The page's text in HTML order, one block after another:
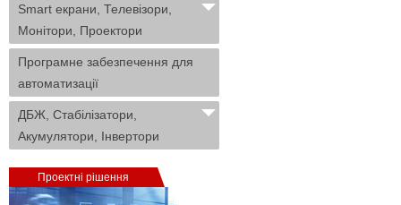
Smart екрани, Телевізори,
Монітори, Проектори
Програмне забезпечення для
автоматизації
ДБЖ, Стабілізатори,
Акумулятори, Інвертори
Проектні рішення